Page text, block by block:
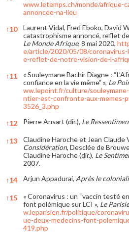
www.letemps.ch/monde/afrique-
annoncee-na-lieu
↑10
Laurent Vidal, Fred Eboko, David
catastrophisme annoncé, reflet
Le Monde Afrique, 8 mai 2020,
e/article/2020/05/08/
e-reflet-de-notre-vision-de-l-
↑11
« Souleymane Bachir Diagne :
confiance en la vie même” », Le
ww.lepoint.fr/culture/
ntier-est-confronte-aux-memes-
3526_3.php
↑12 Pierre Ansart (dir.), Le
↑13 Claudine Haroche et Jean Claude
Considération, Desclée de
Claudine Haroche (dir.), Le
2007.
↑14 Arjun Appadurai, Après le
↑15
« Coronavirus : un “vaccin testé
font polémique sur LCI », Le
w.leparisien.fr/politique/
ue-deux-medecins-font-
419.php